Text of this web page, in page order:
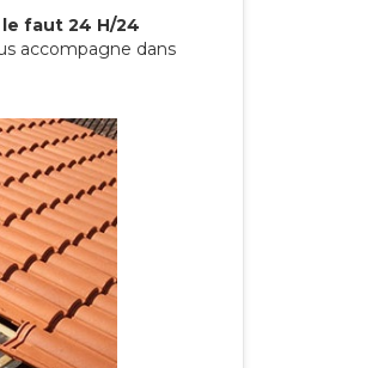
faut 24 H/24
accompagne dans